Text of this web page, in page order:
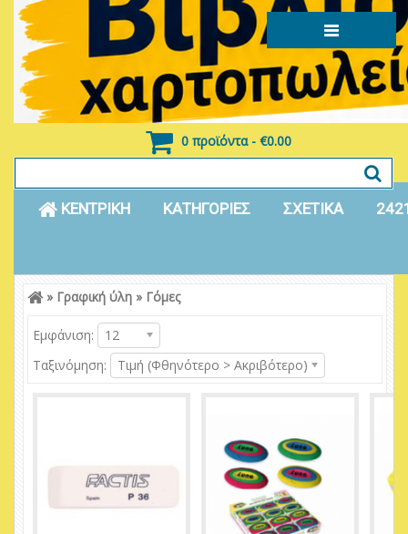
0 προϊόντα - €0.00
ΚΕΝΤΡΙΚΗ ΚΑΤΗΓΟΡΙΕΣ ΣΧΕΤΙΚΑ
Είσοδος
» Γραφική ύλη» Γόμες
Εμφάνιση:
12
Ταξινόμηση:
Τιμή (Φθηνότερο > Ακριβότερο)